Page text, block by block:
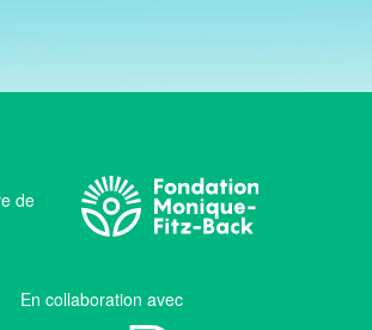
de
En collaboration avec